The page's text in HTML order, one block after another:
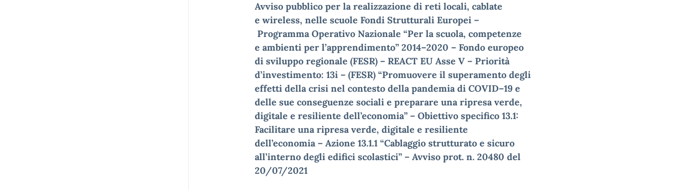
Avviso pubblico per la realizzazione di reti locali, cablate
e wireless, nelle scuole Fondi Strutturali Europei –
Programma Operativo Nazionale “Per la scuola, competenze
e ambienti per l’apprendimento” 2014–2020 – Fondo europeo
di sviluppo regionale (FESR) – REACT EU Asse V – Priorità
d’investimento: 13i – (FESR) “Promuovere il superamento degli
effetti della crisi nel contesto dellapandemia di COVID–19 e
delle sue conseguenze sociali e preparare una ripresa verde,
digitale e resiliente dell’economia” – Obiettivo specifico 13.1:
Facilitare una ripresa verde, digitale e resiliente
dell’economia – Azione 13.1.1 “Cablaggio strutturato e sicuro
all’interno degli edifici scolastici” – Avviso prot. n. 20480 del
20/07/2021